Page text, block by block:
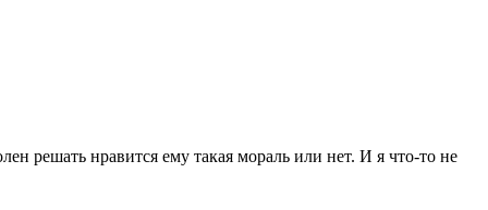
решать нравится ему такая мораль или нет. И я что-то не